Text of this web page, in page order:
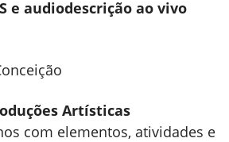
e audiodescrição ao vivo
Artísticas
com elementos, atividades e